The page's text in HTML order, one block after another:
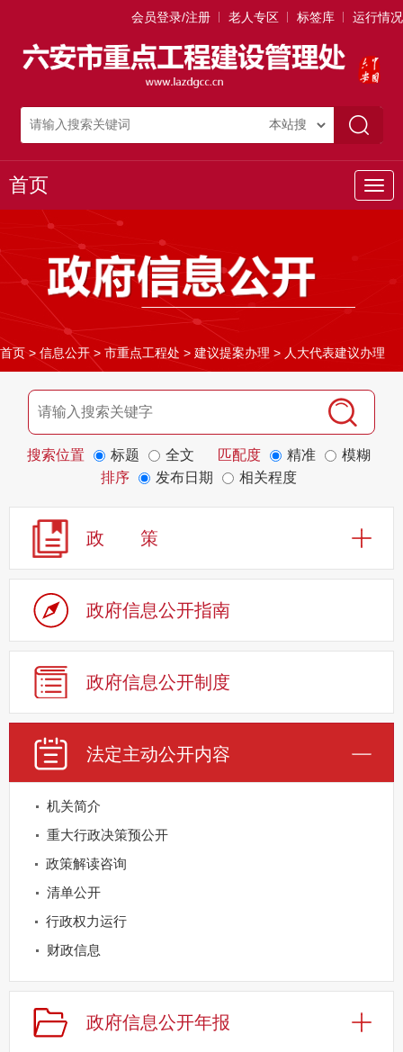
会员登录/注册 老人专区 标签库 运行情况
导
首页
首页> 信息公开 > 市重点工程处 > 建议提案办理 > 人大代表建议办理
搜索位置 标题 全文 匹配度 精准
模糊
排序
发布日期 相关程度
政 策
政府信息公开指南
政府信息公开制度
法定主动公开内容
机关简介
重大行政决策预公开
政策解读咨询
清单公开
行政权力运行
财政信息
重点领域公开
规划信息
建议提案办理
政府信息公开年报